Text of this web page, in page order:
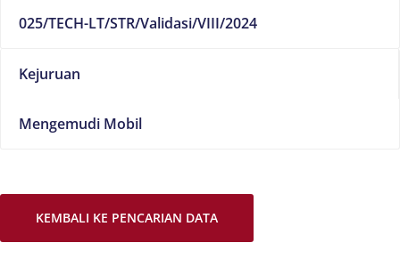
025/TECH-LT/STR/Validasi/VIII/2024
Kejuruan
Mengemudi Mobil
KEMBALI KE PENCARIAN DATA